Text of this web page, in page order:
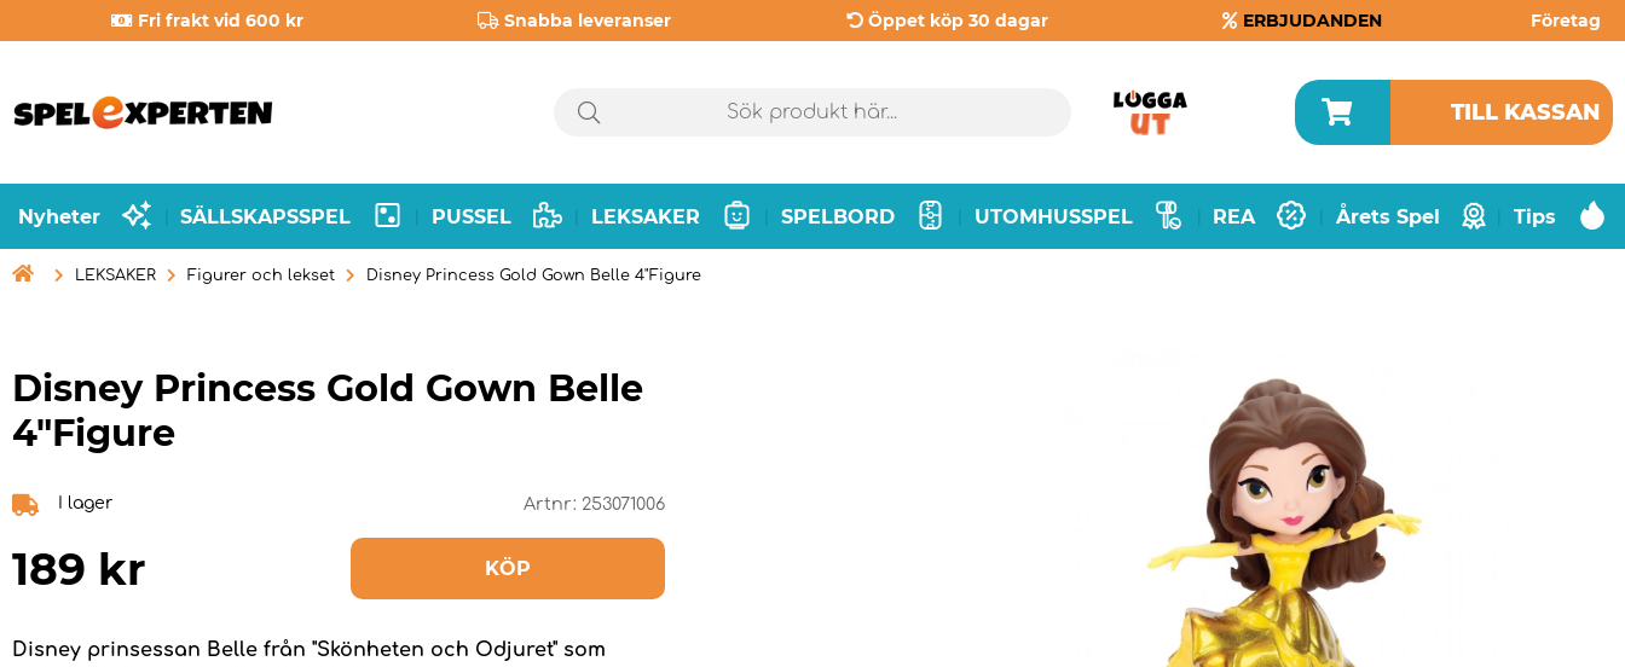
Fri frakt vid 600 kr Snabba leveranser Öppet köp 30 dagar ERBJUDANDEN Företag
TILL KASSAN
Nyheter SÄLLSKAPSSPEL PUSSEL LEKSAKER SPELBORD UTOMHUSSPEL REA Årets Spel Tips
 LEKSAKER Figurer och lekset Disney Princess Gold Gown Belle 4"Figure
Disney Princess Gold Gown Belle
4"Figure
I lager Artnr: 253071006
189 kr KÖP
Disney prinsessan Belle från "Skönheten och Odjuret" som